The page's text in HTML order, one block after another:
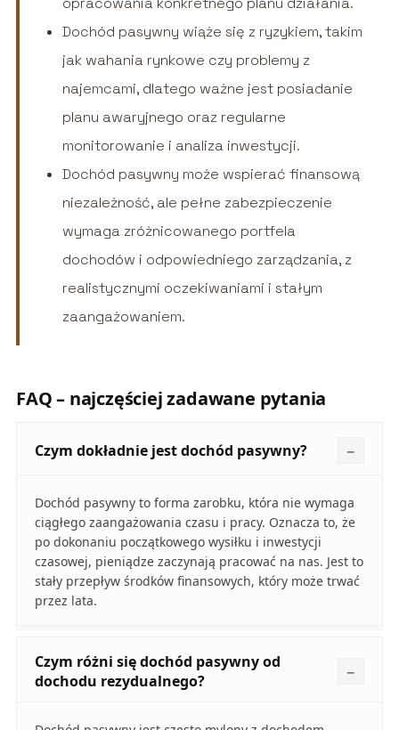
Dochód pasywny wiąże się z ryzykiem, takim
jak wahania rynkowe czy problemy z
najemcami, dlatego ważne jest posiadanie
planu awaryjnego oraz regularne
monitorowanie i analiza inwestycji.
Dochód pasywny może wspierać finansową
niezależność, ale pełne zabezpieczenie
wymaga zróżnicowanego portfela
dochodów i odpowiedniego zarządzania, z
realistycznymi oczekiwaniami i stałym
zaangażowaniem.
FAQ – najczęściej zadawane pytania
Czym dokładnie jest dochód pasywny?
Dochód pasywny to forma zarobku, która nie wymaga
ciągłego zaangażowania czasu i pracy. Oznacza to, że
po dokonaniu początkowego wysiłku i inwestycji
czasowej, pieniądze zaczynają pracować na nas. Jest to
stały przepływ środków finansowych, który może trwać
przez lata.
Czym różni się dochód pasywny od
dochodu rezydualnego?